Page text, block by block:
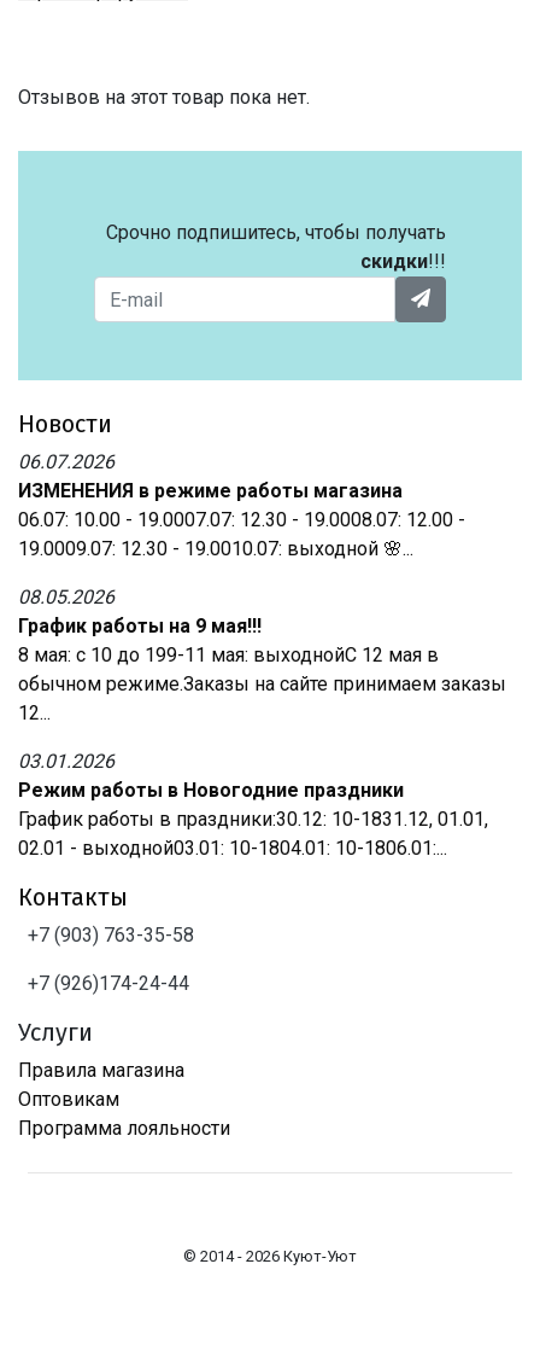
Отзывов на этот товар пока нет.
Срочно подпишитесь, чтобы получать
скидки!!!
Новости
06.07.2026
ИЗМЕНЕНИЯ в режиме работы магазина
06.07: 10.00 - 19.0007.07: 12.30 - 19.0008.07: 12.00 -
19.0009.07: 12.30 - 19.0010.07: выходной 🌸...
08.05.2026
График работы на 9 мая!!!
8 мая: с 10 до 199-11 мая: выходнойС 12 мая в
обычном режиме.Заказы на сайте принимаем заказы
12...
03.01.2026
Режим работы в Новогодние праздники
График работы в праздники:30.12: 10-1831.12, 01.01,
02.01 - выходной03.01: 10-1804.01: 10-1806.01:...
Контакты
+7 (903) 763-35-58
+7 (926)174-24-44
Услуги
Правила магазина
Оптовикам
Программа лояльности
© 2014 - 2026 Куют-Уют